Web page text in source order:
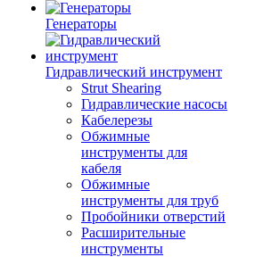
Генераторы
Гидравлический инструмент
Strut Shearing
Гидравлические насосы
Кабелерезы
Обжимные
инструменты для
кабеля
Обжимные
инструменты для труб
Пробойники отверстий
Расширительные
инструменты